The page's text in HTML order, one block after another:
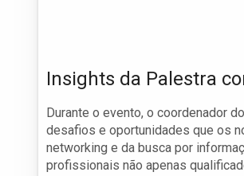
Insights da Palestra
Durante o evento, o coordenador
desafios e oportunidades que os
networking e da busca por
profissionais não apenas